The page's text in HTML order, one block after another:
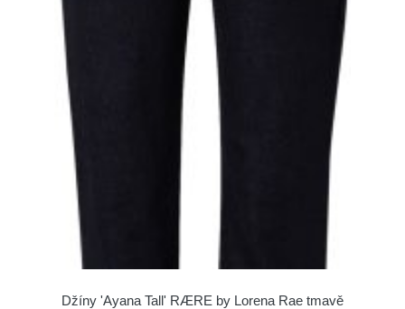
Džíny 'Ayana Tall' RÆRE by Lorena Rae tmavě